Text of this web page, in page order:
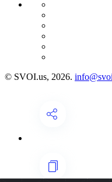
© SVOI.us, 2026.